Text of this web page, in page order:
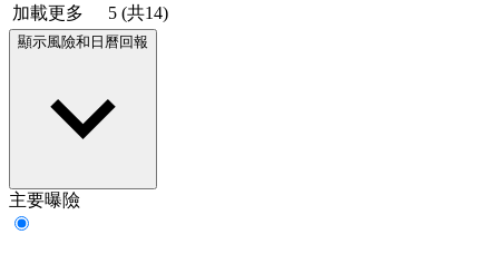
加載更多
5 (共14)
顯示風險和日曆回報
主要曝險